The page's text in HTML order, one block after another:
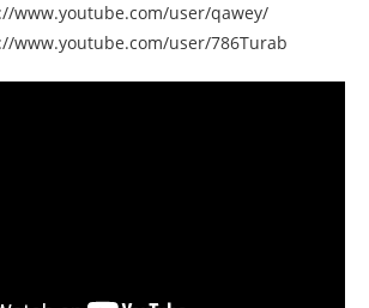
www.youtube.com/user/qawey/
www.youtube.com/user/786Turab